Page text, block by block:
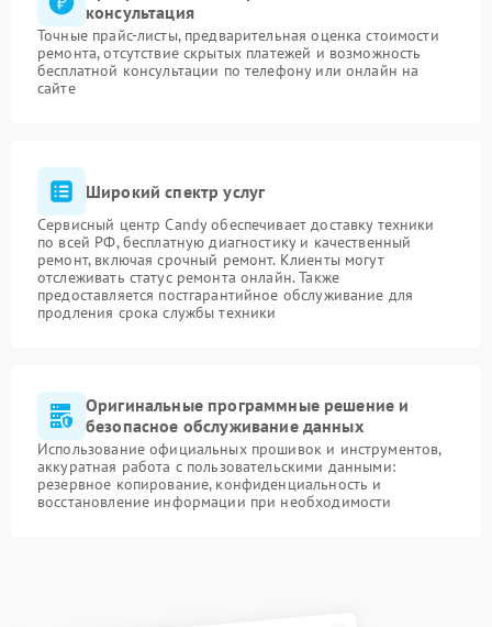
консультация
Точные прайс-листы, предварительная оценка стоимости
ремонта, отсутствие скрытых платежей и возможность
бесплатной консультации по телефону или онлайн на
сайте
Широкий спектр услуг
Сервисный центр Candy обеспечивает доставку техники
по всей РФ, бесплатную диагностику и качественный
ремонт, включая срочный ремонт. Клиенты могут
отслеживать статус ремонта онлайн. Также
предоставляется постгарантийное обслуживание для
продления срока службы техники
Оригинальные программные решение и
безопасное обслуживание данных
Использование официальных прошивок и инструментов,
аккуратная работа с пользовательскими данными:
резервное копирование, конфиденциальность и
восстановление информации при необходимости